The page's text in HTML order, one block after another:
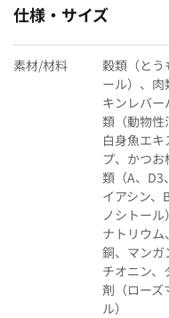
仕様・サイズ
素材/材料
穀類（とう
ール）、
キンレバ
類（動物性
白身魚エ
プ、かつ
類（A、D3
イアシン、
ノシトール
ナトリウム
銅、マンガ
チオニン
剤（ローズ
ル）